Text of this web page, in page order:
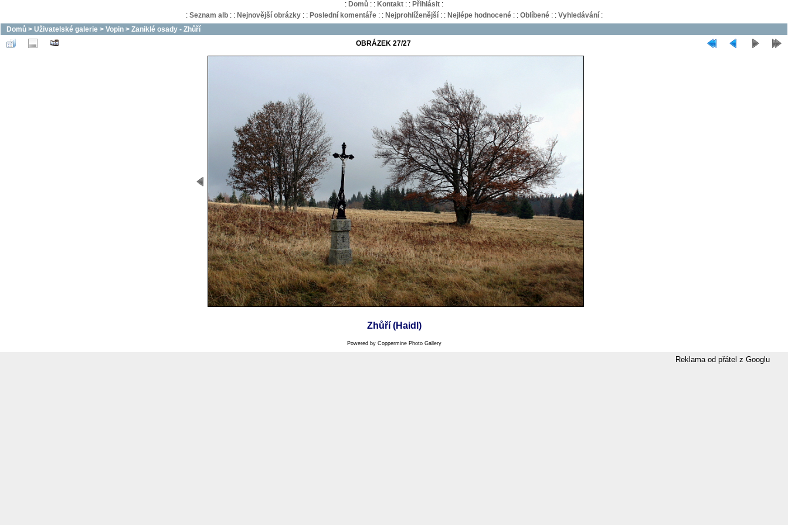
: Domů : : Kontakt : : Přihlásit :
: Seznam alb: : Nejnovější obrázky: : Poslední komentáře: : Nejprohlíženější: : Nejlépe hodnocené: : Oblíbené: : Vyhledávání:
Domů > Uživatelské galerie > Vopin > Zaniklé osady - Zhůří
OBRÁZEK 27/27
Zhůří (Haidl)
Powered by Coppermine Photo Gallery
Reklama od přátel z Googlu